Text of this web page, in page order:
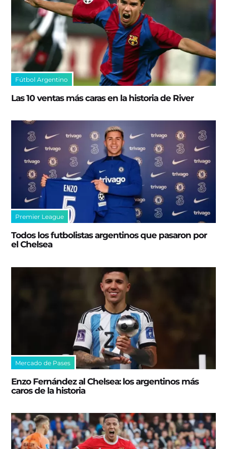
Fútbol Argentino
Las 10 ventas más caras en la historia de River
Premier League
Todos los futbolistas argentinos que pasaron por
el Chelsea
Mercado de Pases
Enzo Fernández al Chelsea: los argentinos más
caros de la historia